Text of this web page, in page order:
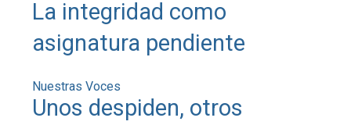
La integridad como
asignatura pendiente
Nuestras Voces
Unos despiden, otros